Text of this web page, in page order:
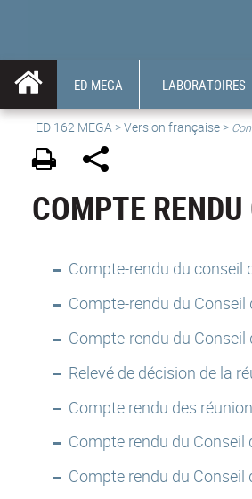
ED MEGA LABORATOIRES
ED 162 MEGA >Version française >
COMPTE
Compte-rendu du conseil
Compte-rendu du Conseil
Compte-rendu du Conseil
Relevé de décision de la
Compte rendu des
Compte rendu du Conseil
Compte rendu du Conseil